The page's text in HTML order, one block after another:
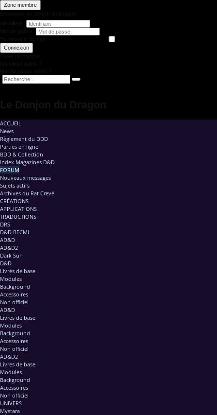
Zone membre
Connexion
ACCUEIL
News
Règlement du DDD
Parties en ligne
BDD & Collection
Index Magazines D&D
FORUM
Nouveaux messages
Sujets actifs
Archives du Rat Crevé
CRÉATIONS
APPLICATIONS
TRADUCTIONS
DRS
D&D BECMI
AD&D
AD&D2
Dark Sun
D&D
Livres de base
Modules
Background
Accessoires
Non officiel
AD&D
Livres de base
Modules
Background
Accessoires
Non officiel
AD&D2
Livres de base
Modules
Background
Accessoires
Non officiel
UNIVERS
Mystara